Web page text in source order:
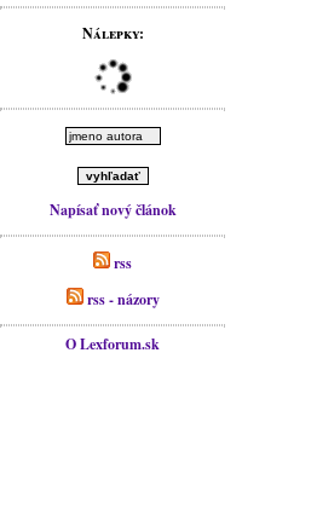
Nálepky:
Napísať nový článok
rss
rss - názory
O Lexforum.sk